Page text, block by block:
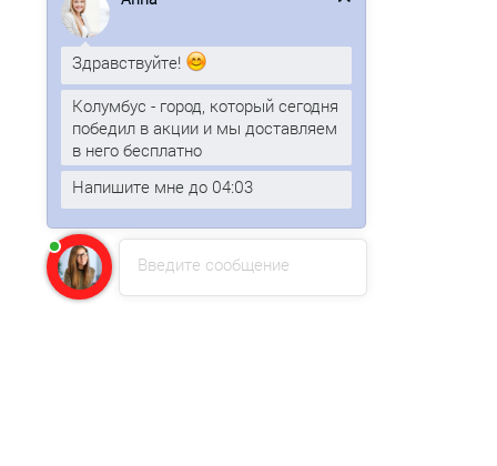
Введите сообщение
Здравствуйте!
Колумбус - город, который сегодня
победил в акции и мы доставляем
в него бесплатно
Напишите мне до 04:03